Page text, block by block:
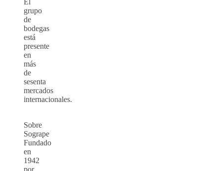
El
grupo
de
bodegas
está
presente
en
más
de
sesenta
mercados
internacionales.
Sobre
Sogrape
Fundado
en
1942